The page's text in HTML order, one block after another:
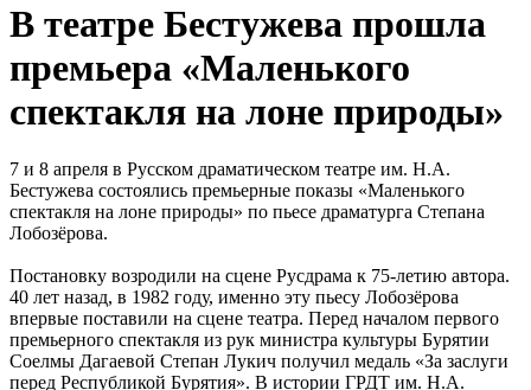
В театре Бестужева прошла
премьера «Маленького
спектакля на лоне природы»
7 и 8 апреля в Русском драматическом театре им. Н.А.
Бестужева состоялись премьерные показы «Маленького
спектакля на лоне природы» по пьесе драматурга Степана
Лобозёрова.
Постановку возродили на сцене Русдрама к 75-летию автора.
40 лет назад, в 1982 году, именно эту пьесу Лобозёрова
впервые поставили на сцене театра. Перед началом первого
премьерного спектакля из рук министра культуры Бурятии
Соелмы Дагаевой Степан Лукич получил медаль «За заслуги
перед Республикой Бурятия». В истории ГРДТ им. Н.А.